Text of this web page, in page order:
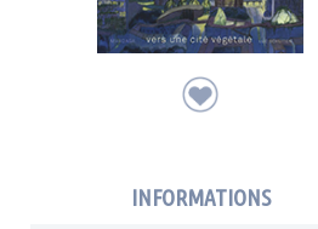
INFORMATIONS